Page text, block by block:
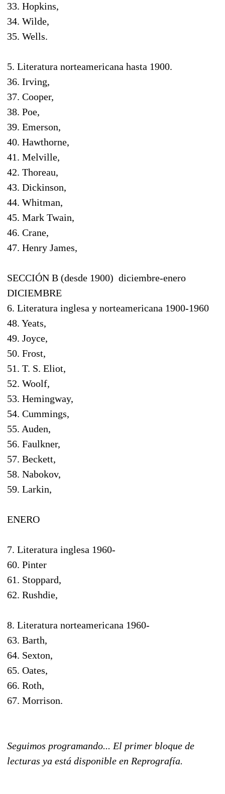
33. Hopkins,
34. Wilde,
35. Wells.
5. Literatura norteamericana hasta 1900.
36. Irving,
37. Cooper,
38. Poe,
39. Emerson,
40. Hawthorne,
41. Melville,
42. Thoreau,
43. Dickinson,
44. Whitman,
45. Mark Twain,
46. Crane,
47. Henry James,
SECCIÓN B (desde 1900) diciembre-enero
DICIEMBRE
6. Literatura inglesa y norteamericana 1900-1960
48. Yeats,
49. Joyce,
50. Frost,
51. T. S. Eliot,
52. Woolf,
53. Hemingway,
54. Cummings,
55. Auden,
56. Faulkner,
57. Beckett,
58. Nabokov,
59. Larkin,
ENERO
7. Literatura inglesa 1960-
60. Pinter
61. Stoppard,
62. Rushdie,
8. Literatura norteamericana 1960-
63. Barth,
64. Sexton,
65. Oates,
66. Roth,
67. Morrison.
Seguimos programando... El primer bloque de
lecturas ya está disponible en Reprografía.